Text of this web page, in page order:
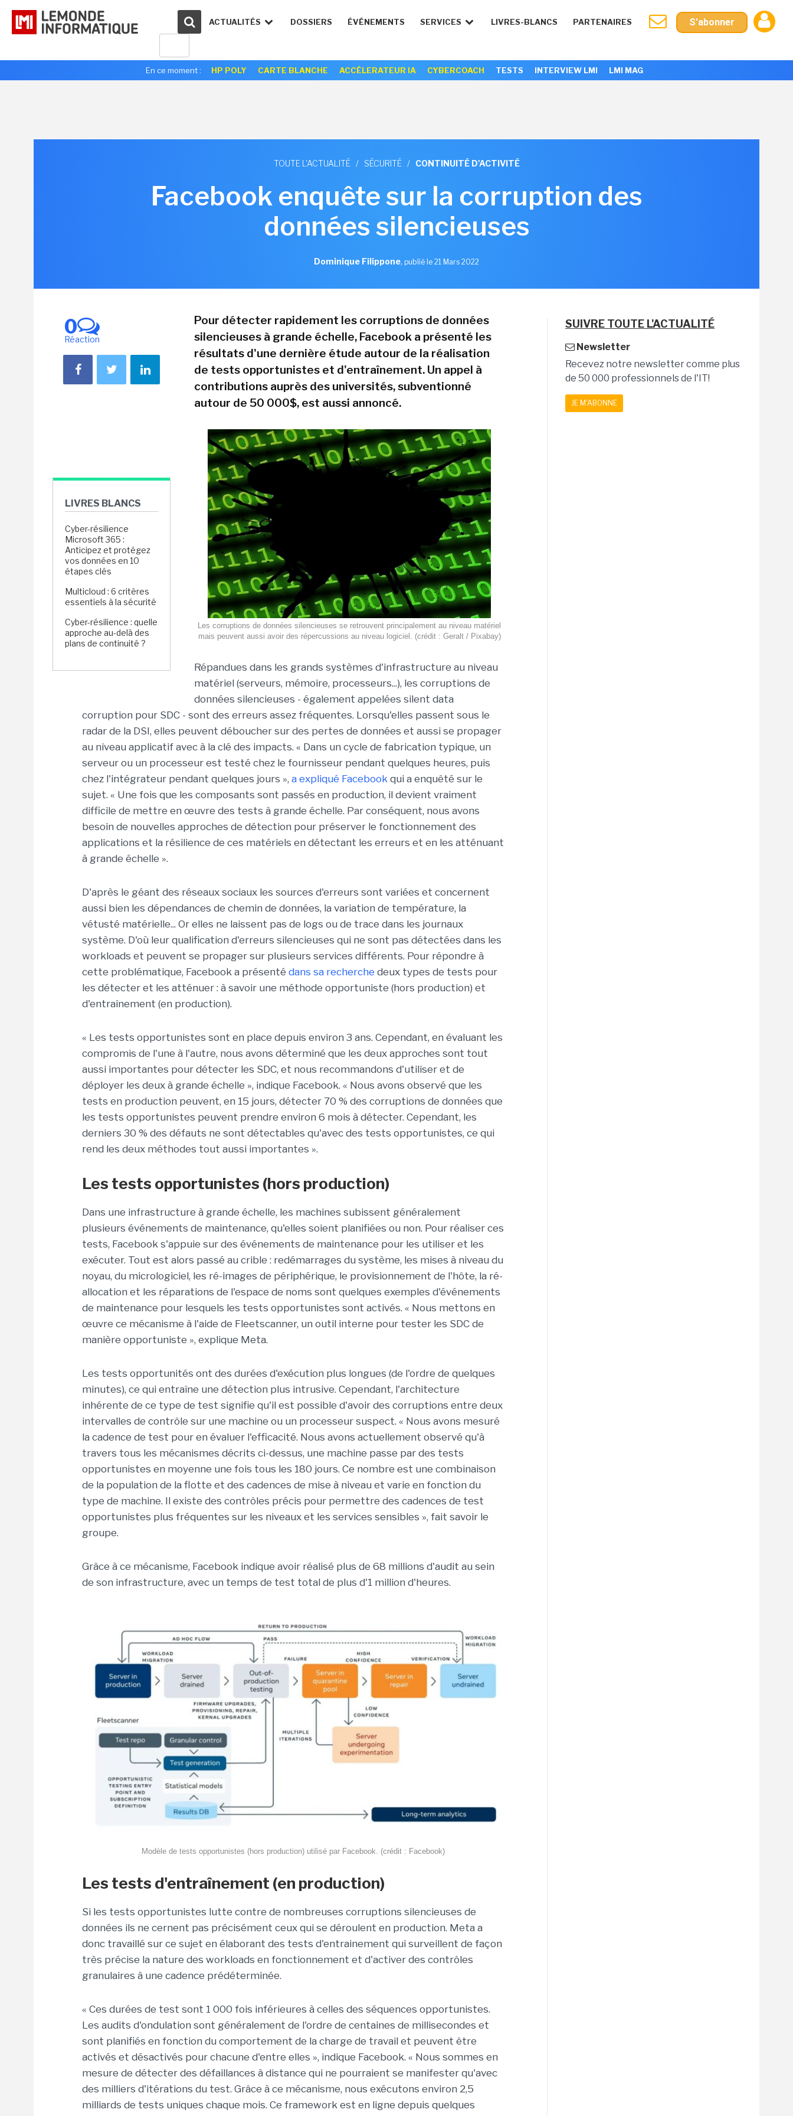
ACTUALITÉS DOSSIERS ÉVÉNEMENTS SERVICES LIVRES-BLANCS PARTENAIRES S'abonner
En ce moment : HP POLY CARTE BLANCHE ACCÉLERATEUR IA CYBERCOACH TESTS INTERVIEW LMI LMI MAG
TOUTE L'ACTUALITÉ / SÉCURITÉ / CONTINUITÉ D'ACTIVITÉ
Facebook enquête sur la corruption des
données silencieuses
Dominique Filippone, publié le 21 Mars 2022
0
Réaction
LIVRES BLANCS
Cyber-résilience
Microsoft 365 :
Anticipez et protégez
vos données en 10
étapes clés
Multicloud : 6 critères
essentiels à la sécurité
Cyber-résilience : quelle
approche au-delà des
plans de continuité ?
Pour détecter rapidement les corruptions de données
silencieuses à grande échelle, Facebook a présenté les
résultats d'une dernière étude autour de la réalisation
de tests opportunistes et d'entraînement. Un appel à
contributions auprès des universités, subventionné
autour de 50 000$, est aussi annoncé.
Les corruptions de données silencieuses se retrouvent principalement au niveau matériel
mais peuvent aussi avoir des répercussions au niveau logiciel. (crédit : Geralt / Pixabay)
Répandues dans les grands systèmes d'infrastructure au niveau
matériel (serveurs, mémoire, processeurs...), les corruptions de
données silencieuses - également appelées silent data
corruption pour SDC - sont des erreurs assez fréquentes. Lorsqu'elles passent sous le
radar de la DSI, elles peuvent déboucher sur des pertes de données et aussi se propager
au niveau applicatif avec à la clé des impacts. « Dans un cycle de fabrication typique, un
serveur ou un processeur est testé chez le fournisseur pendant quelques heures, puis
chez l'intégrateur pendant quelques jours », a expliqué Facebook qui a enquêté sur le
sujet. « Une fois que les composants sont passés en production, il devient vraiment
difficile de mettre en œuvre des tests à grande échelle. Par conséquent, nous avons
besoin de nouvelles approches de détection pour préserver le fonctionnement des
applications et la résilience de ces matériels en détectant les erreurs et en les atténuant
à grande échelle ».
D'après le géant des réseaux sociaux les sources d'erreurs sont variées et concernent
aussi bien les dépendances de chemin de données, la variation de température, la
vétusté matérielle... Or elles ne laissent pas de logs ou de trace dans les journaux
système. D'où leur qualification d'erreurs silencieuses qui ne sont pas détectées dans les
workloads et peuvent se propager sur plusieurs services différents. Pour répondre à
cette problématique, Facebook a présenté dans sa recherche deux types de tests pour
les détecter et les atténuer : à savoir une méthode opportuniste (hors production) et
d'entraînement (en production).
« Les tests opportunistes sont en place depuis environ 3 ans. Cependant, en évaluant les
compromis de l'une à l'autre, nous avons déterminé que les deux approches sont tout
aussi importantes pour détecter les SDC, et nous recommandons d'utiliser et de
déployer les deux à grande échelle », indique Facebook. « Nous avons observé que les
tests en production peuvent, en 15 jours, détecter 70 % des corruptions de données que
les tests opportunistes peuvent prendre environ 6 mois à détecter. Cependant, les
derniers 30 % des défauts ne sont détectables qu'avec des tests opportunistes, ce qui
rend les deux méthodes tout aussi importantes ».
Les tests opportunistes (hors production)
Dans une infrastructure à grande échelle, les machines subissent généralement
plusieurs événements de maintenance, qu'elles soient planifiées ou non. Pour réaliser ces
tests, Facebook s'appuie sur des événements de maintenance pour les utiliser et les
exécuter. Tout est alors passé au crible : redémarrages du système, les mises à niveau du
noyau, du micrologiciel, les ré-images de périphérique, le provisionnement de l'hôte, la ré-
allocation et les réparations de l'espace de noms sont quelques exemples d'événements
de maintenance pour lesquels les tests opportunistes sont activés. « Nous mettons en
œuvre ce mécanisme à l'aide de Fleetscanner, un outil interne pour tester les SDC de
manière opportuniste », explique Meta.
Les tests opportunités ont des durées d'exécution plus longues (de l'ordre de quelques
minutes), ce qui entraîne une détection plus intrusive. Cependant, l'architecture
inhérente de ce type de test signifie qu'il est possible d'avoir des corruptions entre deux
intervalles de contrôle sur une machine ou un processeur suspect. « Nous avons mesuré
la cadence de test pour en évaluer l'efficacité. Nous avons actuellement observé qu'à
travers tous les mécanismes décrits ci-dessus, une machine passe par des tests
opportunistes en moyenne une fois tous les 180 jours. Ce nombre est une combinaison
de la population de la flotte et des cadences de mise à niveau et varie en fonction du
type de machine. Il existe des contrôles précis pour permettre des cadences de test
opportunistes plus fréquentes sur les niveaux et les services sensibles », fait savoir le
groupe.
Grâce à ce mécanisme, Facebook indique avoir réalisé plus de 68 millions d'audit au sein
de son infrastructure, avec un temps de test total de plus d'1 million d'heures.
Modèle de tests opportunistes (hors production) utilisé par Facebook. (crédit : Facebook)
Les tests d'entraînement (en production)
Si les tests opportunistes lutte contre de nombreuses corruptions silencieuses de
données ils ne cernent pas précisément ceux qui se déroulent en production. Meta a
donc travaillé sur ce sujet en élaborant des tests d'entrainement qui surveillent de façon
très précise la nature des workloads en fonctionnement et d'activer des contrôles
granulaires à une cadence prédéterminée.
« Ces durées de test sont 1 000 fois inférieures à celles des séquences opportunistes.
Les audits d'ondulation sont généralement de l'ordre de centaines de millisecondes et
sont planifiés en fonction du comportement de la charge de travail et peuvent être
activés et désactivés pour chacune d'entre elles », indique Facebook. « Nous sommes en
mesure de détecter des défaillances à distance qui ne pourraient se manifester qu'avec
des milliers d'itérations du test. Grâce à ce mécanisme, nous exécutons environ 2,5
milliards de tests uniques chaque mois. Ce framework est en ligne depuis quelques
SUIVRE TOUTE L'ACTUALITÉ
Newsletter
Recevez notre newsletter comme plus
de 50 000 professionnels de l'IT!
JE M'ABONNE